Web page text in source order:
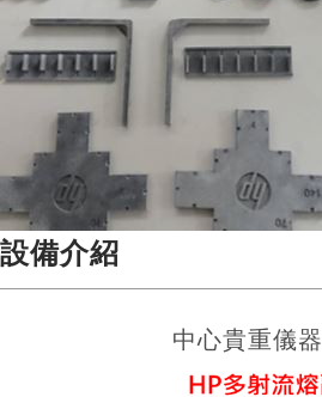
設備介紹
中心貴重儀器